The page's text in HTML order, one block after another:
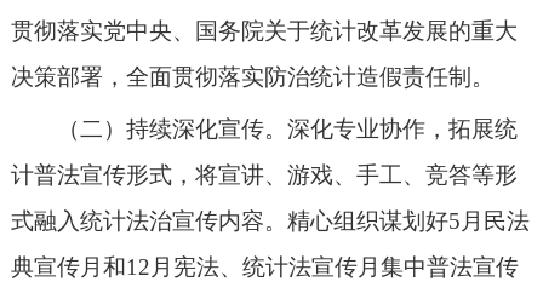
贯彻落实党中央、国务院关于统计改革发展的重大
决策部署，全面贯彻落实防治统计造假责任制。
（二）持续深化宣传。深化专业协作，拓展统
计普法宣传形式，将宣讲、游戏、手工、竞答等形
式融入统计法治宣传内容。精心组织谋划好5月民法
典宣传月和12月宪法、统计法宣传月集中普法宣传